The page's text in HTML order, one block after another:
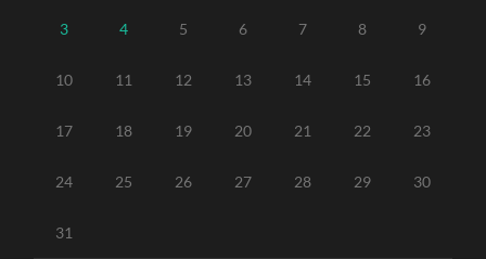
3 4 5 6 7 8 9
10 11 12 13 14 15 16
17 18 19 20 21 22 23
24 25 26 27 28 29 30
31